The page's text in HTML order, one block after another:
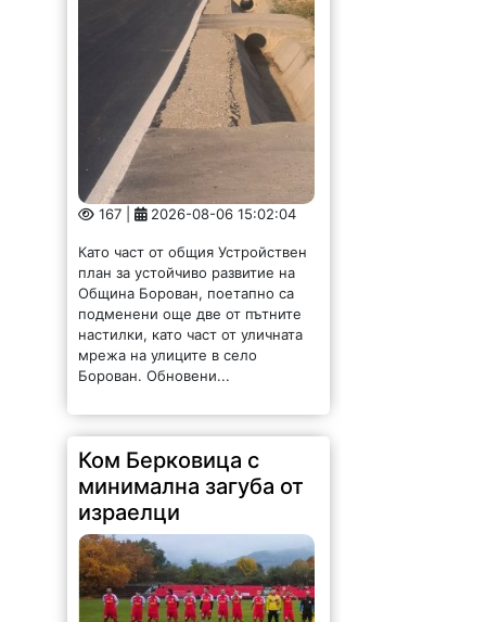
167 | 2026-08-06 15:02:04
Като част от общия Устройствен
план за устойчиво развитие на
Община Борован, поетапно са
подменени още две от пътните
настилки, като част от уличната
мрежа на улиците в село
Борован. Обновени...
Ком Берковица с
минимална загуба от
израелци